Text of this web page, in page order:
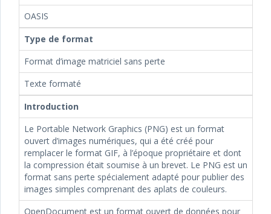
OASIS
Type de format
Format d’image matriciel sans perte
Texte formaté
Introduction
Le Portable Network Graphics (PNG) est un format
ouvert d’images numériques, qui a été créé pour
remplacer le format GIF, à l’époque propriétaire et dont
la compression était soumise à un brevet. Le PNG est un
format sans perte spécialement adapté pour publier des
images simples comprenant des aplats de couleurs.
OpenDocument est un format ouvert de données pour